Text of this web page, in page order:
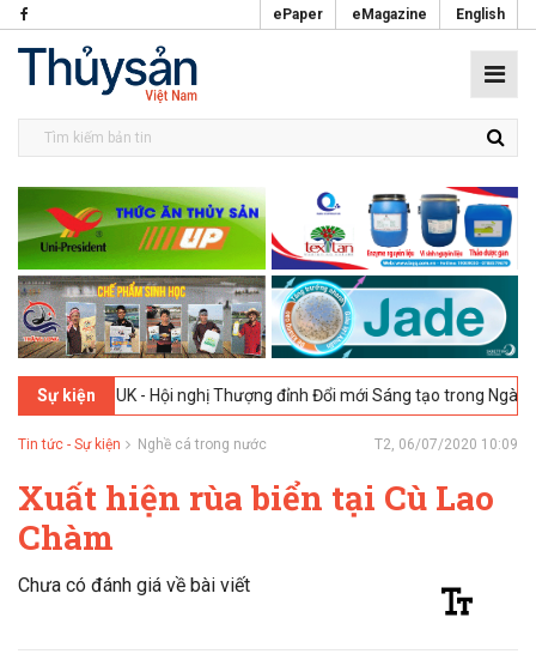
ePaper eMagazine English
Sự kiện
London, UK - Hội nghị Thượng đỉnh Đổi mới Sáng tạo trong Ngành
Tin tức - Sự kiện Nghề cá trong nước T2, 06/07/2020 10:09
Xuất hiện rùa biển tại Cù Lao
Chàm
Chưa có đánh giá về bài viết